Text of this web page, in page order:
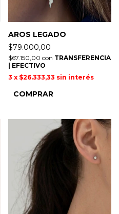
AROS LEGADO
$79.000,00
$67.150,00 con TRANSFERENCIA
| EFECTIVO
3 x $26.333,33 sin interés
COMPRAR